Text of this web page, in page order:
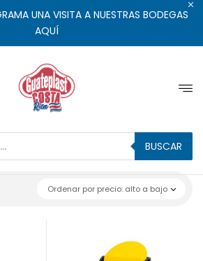
UNA VISITA A NUESTRAS BODEGAS
AQUÍ
BUSCAR
Ordenar por precio: alto a bajo